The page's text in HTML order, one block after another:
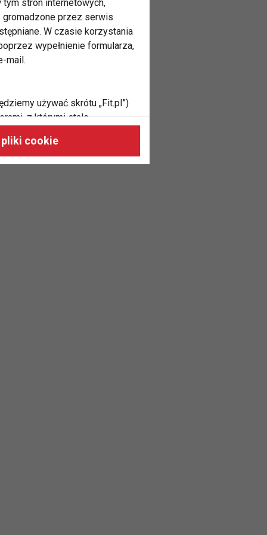
tym stron internetowych,
gromadzone przez serwis
W czasie korzystania
wypełnienie formularza,
mail.
używać skrótu „Fit.pl”)
z którymi stale
oraz do
odpowiadać Twoim
je na nasze zlecenie,
danych na podstawie
oparciu o stosowną podstawę
zbierane są przez naszych
ich przetwarzania. Możesz
praw wymienionych
podstawie prawnej.
do Twoich zainteresowań,
umów o ich świadczenie
cookie